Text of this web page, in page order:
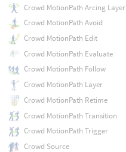
Crowd MotionPath Arcing Layer
Crowd MotionPath Avoid
Crowd MotionPath Edit
Crowd MotionPath Evaluate
Crowd MotionPath Follow
Crowd MotionPath Layer
Crowd MotionPath Retime
Crowd MotionPath Transition
Crowd MotionPath Trigger
Crowd Source